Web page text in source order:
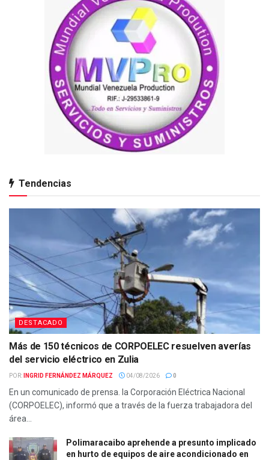
Tendencias
DESTACADO
Más de 150 técnicos de CORPOELEC resuelven averías
del servicio eléctrico en Zulia
POR: INGRID FERNÁNDEZ MÁRQUEZ 04/08/2026 0
En un comunicado de prensa. la Corporación Eléctrica Nacional
(CORPOELEC), informó que a través de la fuerza trabajadora del
área...
Polimaracaibo aprehende a presunto implicado
en hurto de equipos de aire acondicionado en